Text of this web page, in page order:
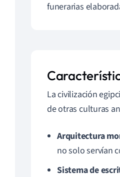
funerarias
La civilización
de otras culturas
Arquitectura
no solo servían
Sistema de